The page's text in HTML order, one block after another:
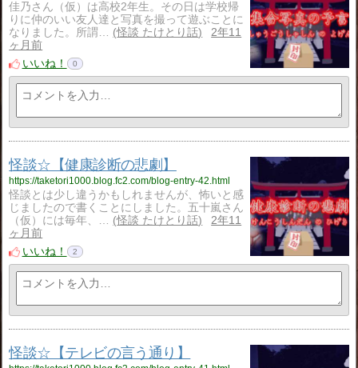
佳乃さん（仮）は高校2年生。その日は学校帰
りに仲のいい友人達と写真を撮って遊ぶことに
なりました。所謂…
怪談 たけとり話
2年11
ヶ月前
いいね！
0
怪談☆【健康診断の悲劇】
https://taketori1000.blog.fc2.com/blog-entry-42.html
怪談とは少し違うかもしれませんが、怖いと感
じましたので書くことにしました。五十嵐さん
（仮）には毎年、…
怪談 たけとり話
2年11
ヶ月前
いいね！
2
怪談☆【テレビの言う通り】